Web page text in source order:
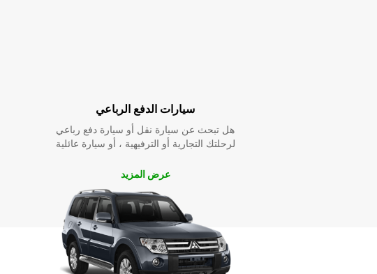
سيارات الدفع الرباعي
هل تبحث عن سيارة نقل أو سيارة دفع رباعي
لرحلتك التجارية أو الترفيهية ، أو سيارة عائلية
عرض المزيد